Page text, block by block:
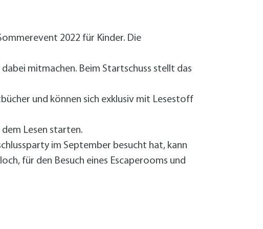
2022 für Kinder. Die
dabei mitmachen. Beim Startschuss stellt das
und können sich exklusiv mit Lesestoff
Lesen starten.
im September besucht hat, kann
für den Besuch eines Escaperooms und